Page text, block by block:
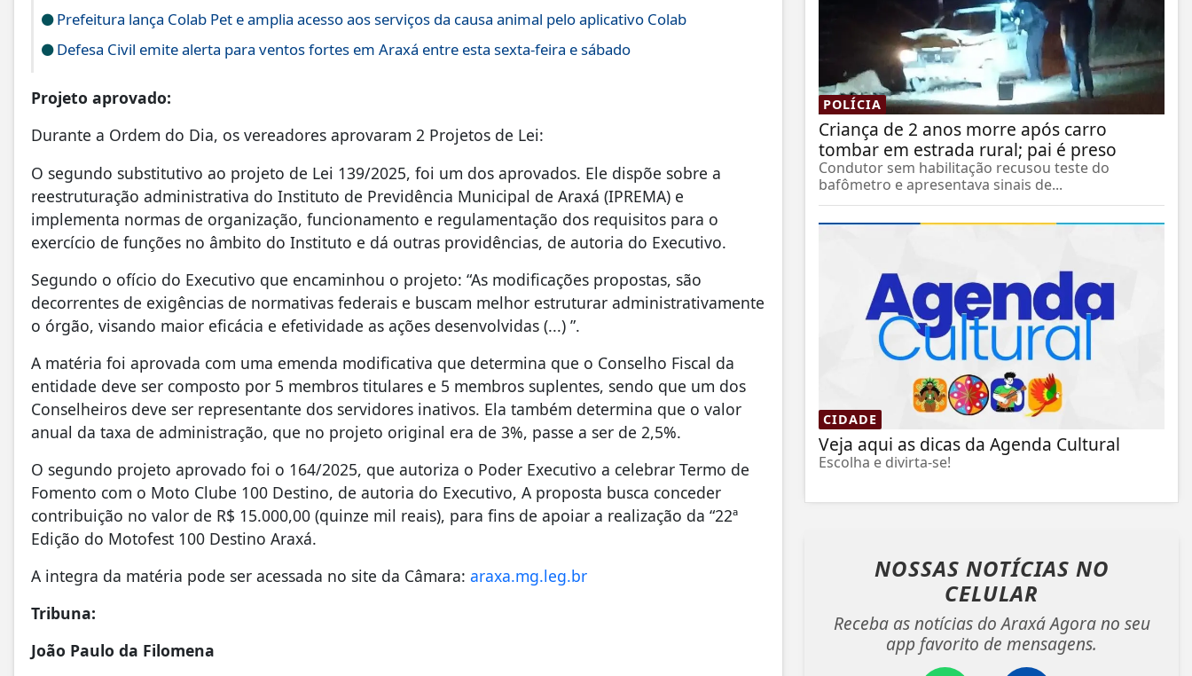
Prefeitura lança Colab Pet e amplia acesso aos serviços da causa animal pelo aplicativo Colab
Defesa Civil emite alerta para ventos fortes em Araxá entre esta sexta-feira e sábado
Projeto aprovado:
Durante a Ordem do Dia, os vereadores aprovaram 2 Projetos de Lei:
O segundo substitutivo ao projeto de Lei 139/2025, foi um dos aprovados. Ele dispõe sobre a
reestruturação administrativa do Instituto de Previdência Municipal de Araxá (IPREMA) e
implementa normas de organização, funcionamento e regulamentação dos requisitos para o
exercício de funções no âmbito do Instituto e dá outras providências, de autoria do Executivo.
Segundo o ofício do Executivo que encaminhou o projeto: “As modificações propostas, são
decorrentes de exigências de normativas federais e buscam melhor estruturar administrativamente
o órgão, visando maior eficácia e efetividade as ações desenvolvidas (...) ”.
A matéria foi aprovada com uma emenda modificativa que determina que o Conselho Fiscal da
entidade deve ser composto por 5 membros titulares e 5 membros suplentes, sendo que um dos
Conselheiros deve ser representante dos servidores inativos. Ela também determina que o valor
anual da taxa de administração, que no projeto original era de 3%, passe a ser de 2,5%.
O segundo projeto aprovado foi o 164/2025, que autoriza o Poder Executivo a celebrar Termo de
Fomento com o Moto Clube 100 Destino, de autoria do Executivo, A proposta busca conceder
contribuição no valor de R$ 15.000,00 (quinze mil reais), para fins de apoiar a realização da “22ª
Edição do Motofest 100 Destino Araxá.
A integra da matéria pode ser acessada no site da Câmara: araxa.mg.leg.br
Tribuna:
João Paulo da Filomena
POLÍCIA
Criança de 2 anos morre após carro
tombar em estrada rural; pai é preso
Condutor sem habilitação recusou teste do
bafômetro e apresentava sinais de...
CIDADE
Veja aqui as dicas da Agenda Cultural
Escolha e divirta-se!
NOSSAS NOTÍCIAS NO
CELULAR
Receba as notícias do Araxá Agora no seu
app favorito de mensagens.